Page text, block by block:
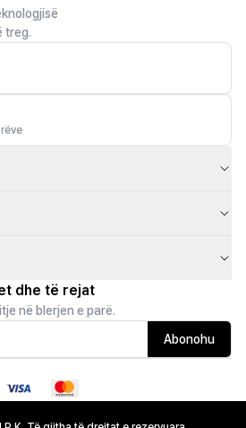
treg.
dhe të rejat
në blerjen e parë.
Abonohu